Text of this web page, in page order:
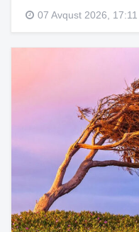
07 Avqust 2026, 17:11